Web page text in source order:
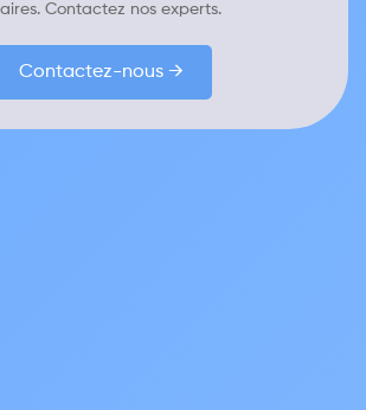
Contactez nos experts.
Contactez-nous →